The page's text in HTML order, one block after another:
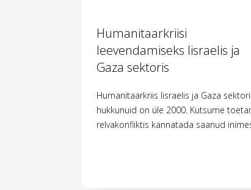
Humanitaarkriisi
leevendamiseks Iisraelis ja
Gaza sektoris
Humanitaarkriis Iisraelis ja Gaza
hukkunuid on üle 2000. Kutsume
relvakonfliktis kannatada saanud